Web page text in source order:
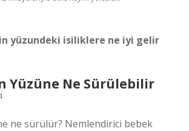
yüzundeki isiliklere ne iyi gelir
Yüzüne Ne Sürülebilir
ne sürülür? Nemlendirici bebek